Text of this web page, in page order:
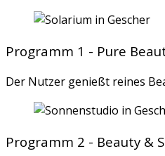
Programm 1 - Pure
Der Nutzer genießt reines
Programm 2 - Beauty &